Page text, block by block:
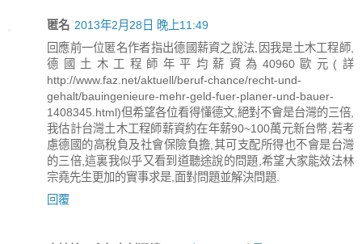
匿名 2013年2月28日 晚上11:49
回應前一位匿名作者指出德國薪資之說法,因我是土木工程師,
德國土木工程師年平均薪資為40960歐元(詳
http://www.faz.net/aktuell/beruf-chance/recht-und-
gehalt/bauingenieure-mehr-geld-fuer-planer-und-bauer-
1408345.html)但希望各位看得懂德文,絕對不會是台灣的三倍,
我估計台灣土木工程師薪資約在年薪90~100萬元新台幣,若考
慮德國的高稅負及社會保險負擔,其可支配所得也不會是台灣
的三倍,這裏我似乎又看到道聽途說的問題,希望大家能效法林
宗堯先生更加的實事求是,面對問題並解決問題.
回覆